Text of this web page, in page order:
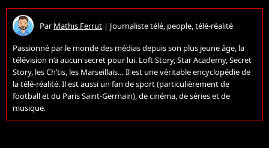
ParMathis Ferrut | Journaliste télé, people, télé-réalité
Passionné par le monde des médias depuis son plus jeune âge, la
télévision n’a aucun secret pour lui. Loft Story, Star Academy, Secret
Story, les Ch’tis, les Marseillais… Il est une véritable encyclopédie de
la télé-réalité. Il est aussi un fan de sport (particulièrement de
football et du Paris Saint-Germain), de cinéma, de séries et de
musique.